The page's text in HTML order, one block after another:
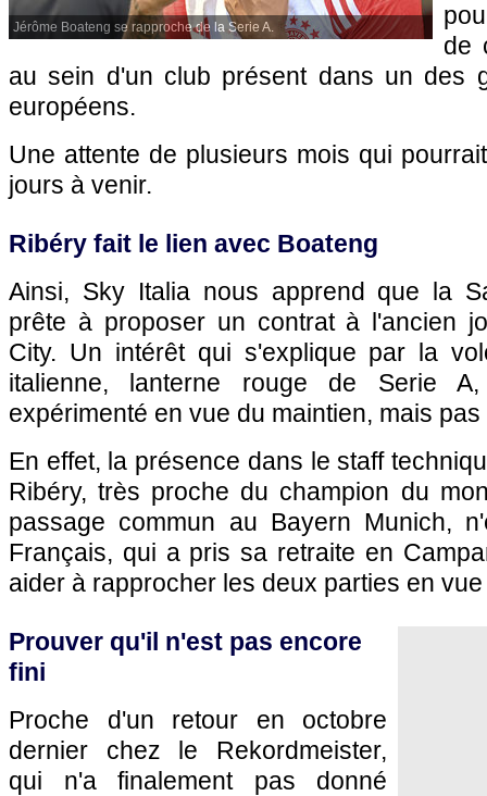
Jérôme Boateng se rapproche de la Serie A.
de
au sein d'un club présent dans un des
européens.
Une attente de plusieurs mois qui
jours à venir.
Ribéry fait le lien avec Boateng
Ainsi, Sky Italia nous apprend que la
prête à proposer un contrat à l'ancien
City. Un intérêt qui s'explique par la
italienne, lanterne rouge de Serie
expérimenté en vue du maintien, mais pas
En effet, la présence dans le staff
Ribéry, très proche du champion du
passage commun au Bayern Munich,
Français, qui a pris sa retraite en
aider à rapprocher les deux parties en
Prouver qu'il n'est pas encore
fini
Proche d'un retour en octobre
dernier chez le Rekordmeister,
qui n'a finalement pas donné